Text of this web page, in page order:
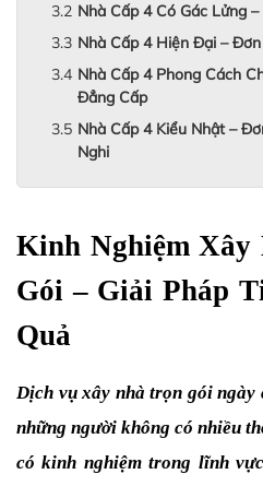
Nhà Cấp 4 Có Gác Lửng
Nhà Cấp 4 Hiện Đại –
Nhà Cấp 4 Phong Cách
Đẳng Cấp
Nhà Cấp 4 Kiểu Nhật –
Nghi
Kinh Nghiệm Xây
Gói – Giải Pháp
Quả
Dịch vụ xây nhà trọn gói ngày
những người không có nhiều
có kinh nghiệm trong lĩnh